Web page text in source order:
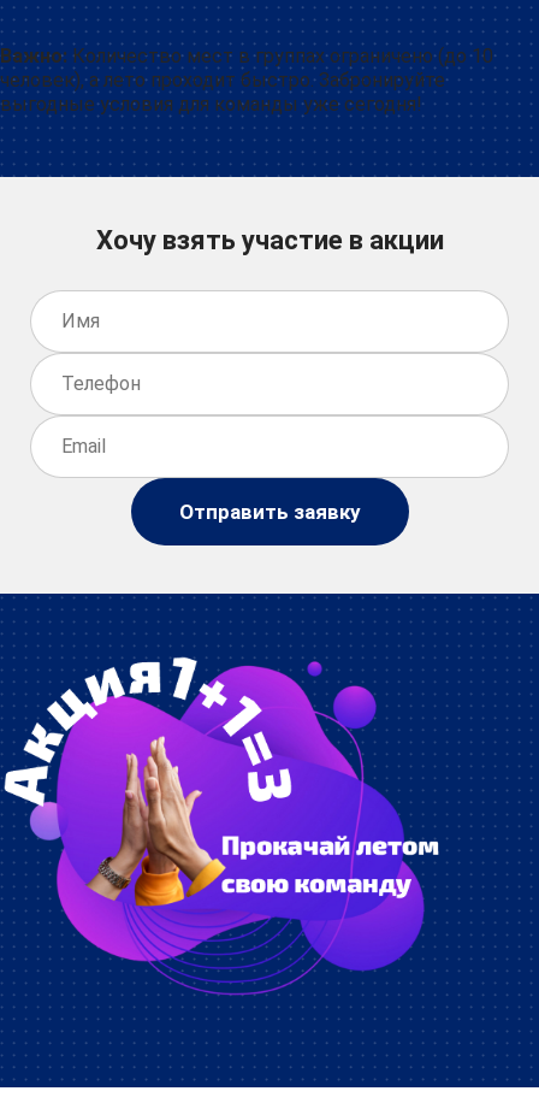
Важно: Количество мест в группах ограничено (до 10
человек), а лето проходит быстро. Забронируйте
выгодные условия для команды уже сегодня!
Хочу взять участие в акции
Отправить заявку